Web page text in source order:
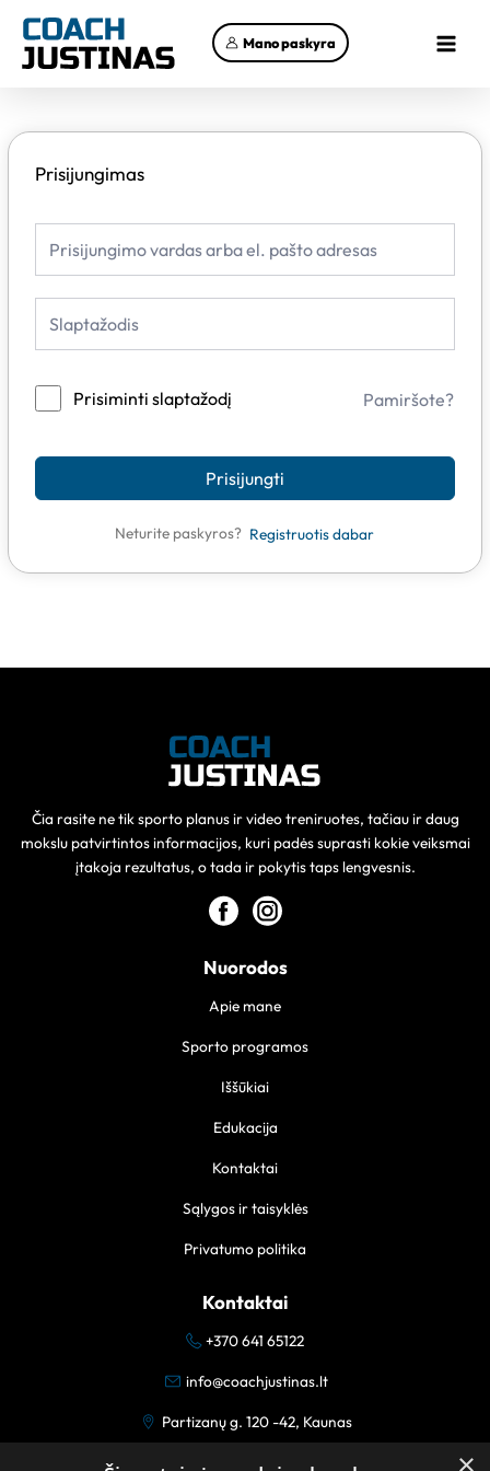
prie
turinio
Mano paskyra
Menu
Prisijungimas
Prisiminti slaptažodį Pamiršote?
Prisijungti
Neturite paskyros? Registruotis dabar
Čia rasite ne tik sporto planus ir video treniruotes, tačiau ir daug
mokslu patvirtintos informacijos, kuri padės suprasti kokie veiksmai
įtakoja rezultatus, o tada ir pokytis taps lengvesnis.
Nuorodos
Apie mane
Sporto programos
Iššūkiai
Edukacija
Kontaktai
Sąlygos ir taisyklės
Privatumo politika
Kontaktai
+370 641 65122
info@coachjustinas.lt
Partizanų g. 120 -42, Kaunas